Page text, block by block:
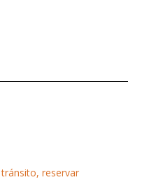
reservar